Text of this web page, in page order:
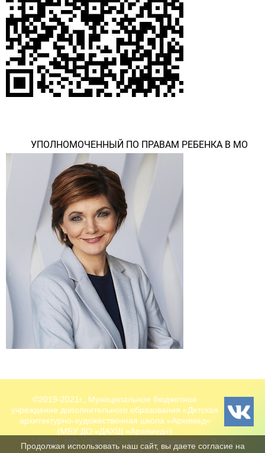
УПОЛНОМОЧЕННЫЙ ПО ПРАВАМ РЕБЕНКА В МО
©2019-2021г., Муниципальное бюджетное
учреждение дополнительного образования «Детская
архитектурно-художественная школа «Архимед»
(МБУ ДО «ДАХШ «Архимед»)
141006, МО, г. Мытищи, ул. Белобородова, д. 9, к. 1
Продолжая использовать наш сайт, вы даете согласие на